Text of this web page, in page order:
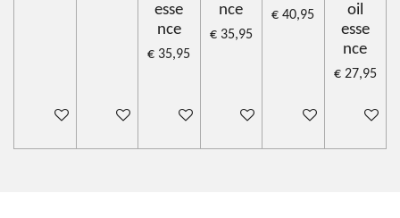
In winkelwagenIn winkelwagen
esse
nce
€ 35,95
In winkelwagen
nce
€ 35,95
In winkelwagen
€ 40,95
In winkelwagen
oil
esse
nce
€ 27,95
In